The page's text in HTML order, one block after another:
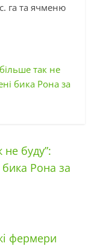
га та ячменю
так не
бика Рона за
буду”:
Рона за
фермери